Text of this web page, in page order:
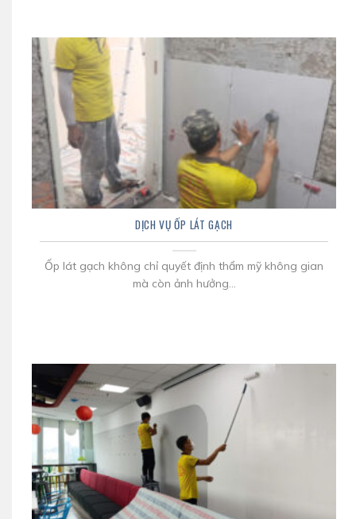
DỊCH VỤ ỐP LÁT GẠCH
Ốp lát gạch không chỉ quyết định thẩm mỹ không gian
mà còn ảnh hưởng...